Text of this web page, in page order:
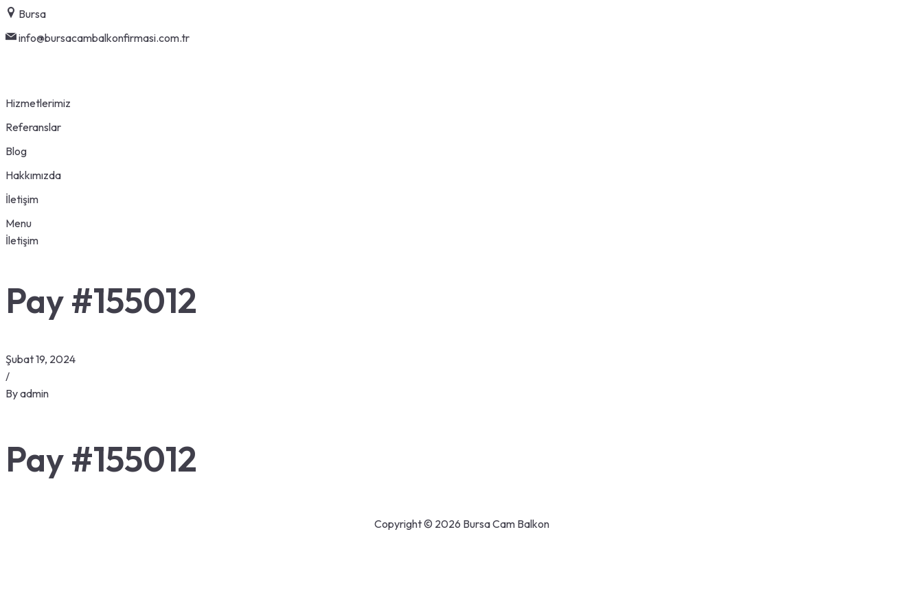
Skip
to
content
Bursa
info@bursacambalkonfirmasi.com.tr
Hizmetlerimiz
Referanslar
Blog
Hakkımızda
İletişim
Menu
İletişim
Pay #155012
Şubat 19, 2024
/
Byadmin
Pay #155012
Copyright © 2026 Bursa Cam Balkon